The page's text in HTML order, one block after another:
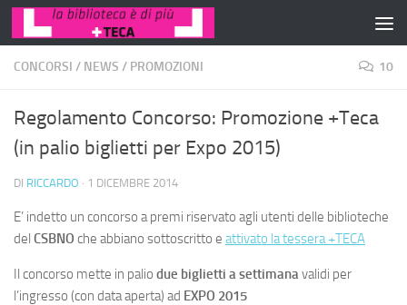
Salta al contenuto
CONCORSI / NEWS / PROMOZIONI 10
Regolamento Concorso: Promozione +Teca
(in palio biglietti per Expo 2015)
DI RICCARDO · 1 DICEMBRE 2014
E’ indetto un concorso a premi riservato agli utenti delle biblioteche
del CSBNO che abbiano sottoscritto e attivato la tessera +TECA
Il concorso mette in palio due biglietti a settimanavalidi per
l’ingresso (con data aperta) ad EXPO 2015